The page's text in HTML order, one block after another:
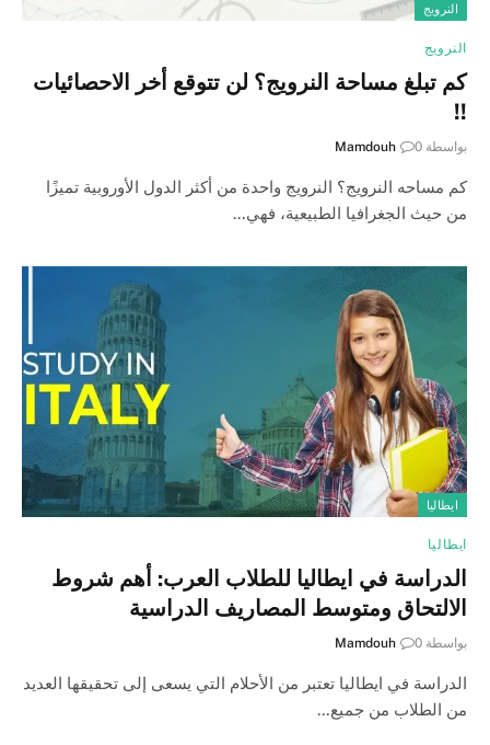
النرويج
النرويج
كم تبلغ مساحة النرويج؟ لن تتوقع أخر الاحصائيات
!!
بواسطة Mamdouh 0
كم مساحه النرويج؟ النرويج واحدة من أكثر الدول الأوروبية تميزًا
من حيث الجغرافيا الطبيعية، فهي…
ايطاليا
ايطاليا
الدراسة في ايطاليا للطلاب العرب: أهم شروط
الالتحاق ومتوسط المصاريف الدراسية
بواسطة Mamdouh 0
الدراسة في ايطاليا تعتبر من الأحلام التي يسعى إلى تحقيقها العديد
من الطلاب من جميع…